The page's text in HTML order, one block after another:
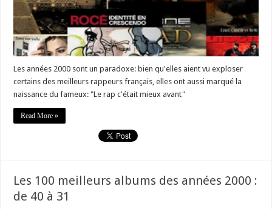
Les années 2000 sont un paradoxe: bien qu'elles aient vu exploser
certains des meilleurs rappeurs français, elles ont aussi marqué la
naissance du fameux: "Le rap c'était mieux avant"
Read More »
Les 100 meilleurs albums des années 2000 :
de 40 à 31